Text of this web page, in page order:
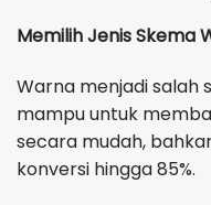
Memilih Jenis Skema
Warna menjadi salah
mampu untuk
secara mudah,
konversi hingga 85%.